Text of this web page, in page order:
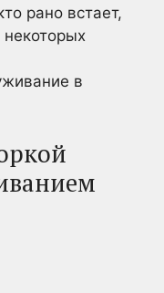
рано встает,
в